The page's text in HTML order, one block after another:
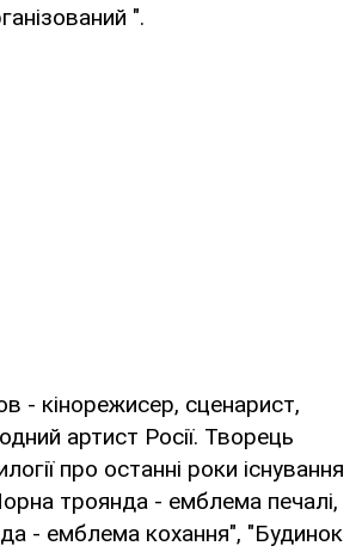
".
- кінорежисер, сценарист,
артист Росії. Творець
про останні роки існування
троянда - емблема печалі,
- емблема кохання", "Будинок